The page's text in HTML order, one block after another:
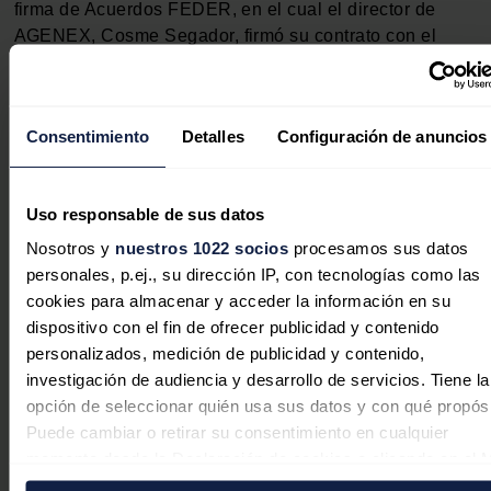
Consentimiento Detalles Configuración de anuncios
Uso responsable de sus datos
Nosotros y nuestros 1022 sociosprocesamos sus datos
personales, p.ej., su dirección IP, con tecnologías como las
cookies para almacenar y acceder la información en su
dispositivo con el fin de ofrecer publicidad y contenido
personalizados, medición de publicidad y contenido,
investigación de audiencia y desarrollo de servicios. Tiene la
opción de seleccionar quién usa sus datos y con qué
Puede cambiar o retirar su consentimiento en cualquier
de consentimiento.
firma de Acuerdos FEDER, en el cual el director de
AGENEX, Cosme Segador, firmó su contrato con el
Gobierno de Cantabria, para la ejecución del proyecto
Extremadura movilizará hasta 2020 un total de 80
energética en edificios públicos y privados gracias a
que lidera la Plataforma Transnacional de Apoyo a la
Financiación en Rehabilitación Energética
REHABILITE.
La Agencia Extremeña de la Energía (Agenex)
coordinará esta Plataforma junto a la Dirección General
de Industria, Energía y Minas de la Junta, a través de la
que se prestarán servicios de formación y
gobiernos e instituciones de estos países.